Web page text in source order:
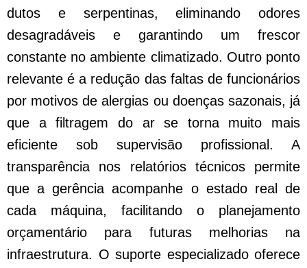
dutos e serpentinas, eliminando odores
desagradáveis e garantindo um frescor
constante no ambiente climatizado. Outro ponto
relevante é a redução das faltas de funcionários
por motivos de alergias ou doenças sazonais, já
que a filtragem do ar se torna muito mais
eficiente sob supervisão profissional. A
transparência nos relatórios técnicos permite
que a gerência acompanhe o estado real de
cada máquina, facilitando o planejamento
orçamentário para futuras melhorias na
infraestrutura. O suporte especializado oferece